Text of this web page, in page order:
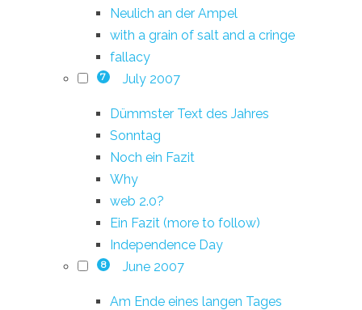
Neulich an der Ampel
with a grain of salt and a cringe
fallacy
7 July 2007
Dümmster Text des Jahres
Sonntag
Noch ein Fazit
Why
web 2.0?
Ein Fazit (more to follow)
Independence Day
8 June 2007
Am Ende eines langen Tages